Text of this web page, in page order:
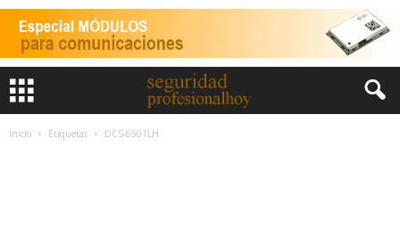
Inicio Etiquetas DCS-6501LH